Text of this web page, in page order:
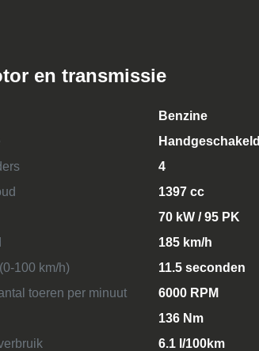
en transmissie
Benzine
Handgeschakeld
4
1397 cc
70 kW / 95 PK
185 km/h
100 km/h)
11.5 seconden
toeren per minuut
6000 RPM
136 Nm
6.1 l/100km